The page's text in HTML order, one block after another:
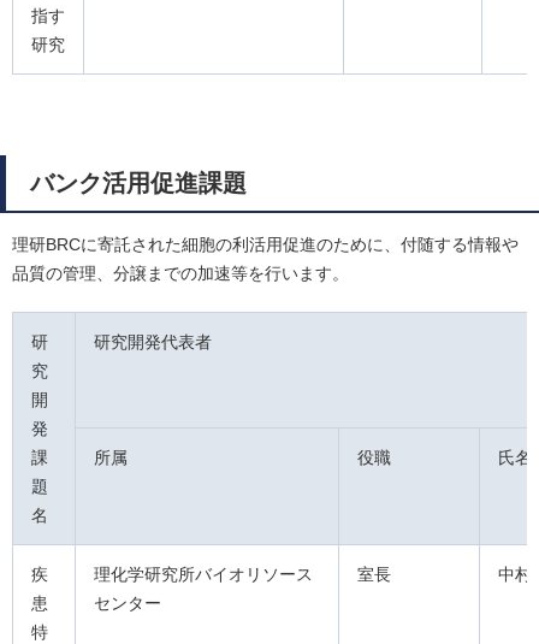
指す
研究
バンク活用促進課題
理研BRCに寄託された細胞の利活用促進のために、付随する情報や
品質の管理、分譲までの加速等を行います。
研
究
開
発
課
題
名
研究開発代表者
所属 役職 氏名
疾
患
特
理化学研究所バイオリソース
センター
室長 中